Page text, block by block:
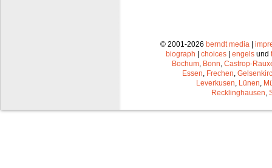
© 2001-2026 berndt media |
biograph | choices | engels und
Bochum Bonn Castrop-
Essen Frechen
Leverkusen Lünen
Recklinghausen